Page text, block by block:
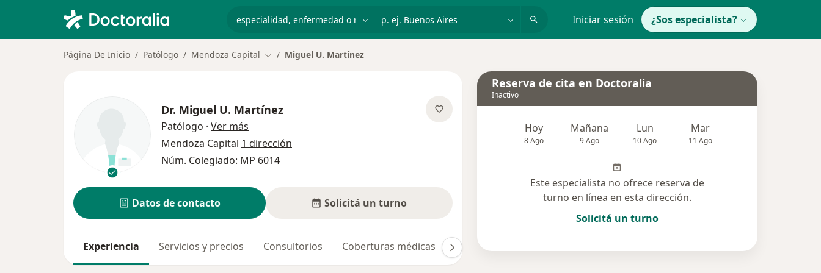
Iniciar sesión ¿Sos especialista?
Página De Inicio Patólogo Mendoza Capital Cambiar de ciudad
Miguel U. Martínez
Dr. Miguel U. Martínez
Patólogo · Ver más
Mendoza Capital 1 dirección
Núm. Colegiado: MP 6014
Datos de contacto Solicitá un turno
Experiencia Servicios y precios Consultorios Coberturas médicas Opiniones
Reserva de cita en Doctoralia
Inactivo
Hoy
8 Ago
Mañana
9 Ago
Lun
10 Ago
Mar
11 Ago
Este especialista no ofrece reserva de
turno en línea en esta dirección.
Solicitá un turno